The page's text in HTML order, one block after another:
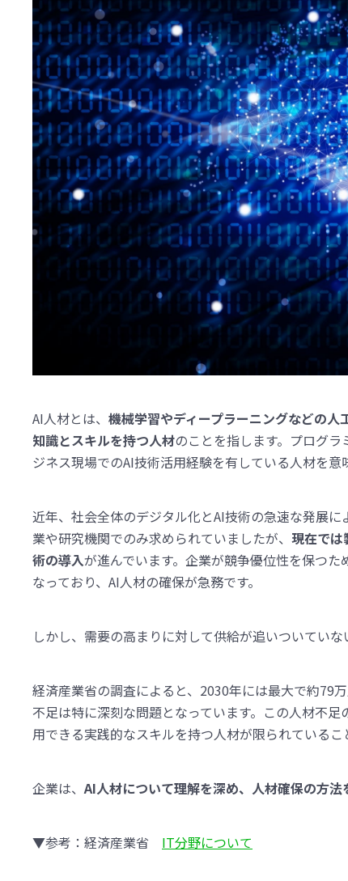
AI人材とは、 機械学習やディープラーニングなどの
知識とスキルを持つ人材のことを指します。プログ
ジネス現場でのAI技術活用経験を有している人材を意
近年、社会全体のデジタル化とAI技術の急速な発展
業や研究機関でのみ求められていましたが、 現在では
術の導入が進んでいます。企業が競争優位性を保つ
なっており、AI人材の確保が急務です。
しかし、需要の高まりに対して供給が追いついていな
経済産業省の調査によると、2030年には最大で約79
不足は特に深刻な問題となっています。この人材不
用できる実践的なスキルを持つ人材が限られているこ
企業は、 AI人材について理解を深め、人材確保の方
▼参考：経済産業省 IT分野について